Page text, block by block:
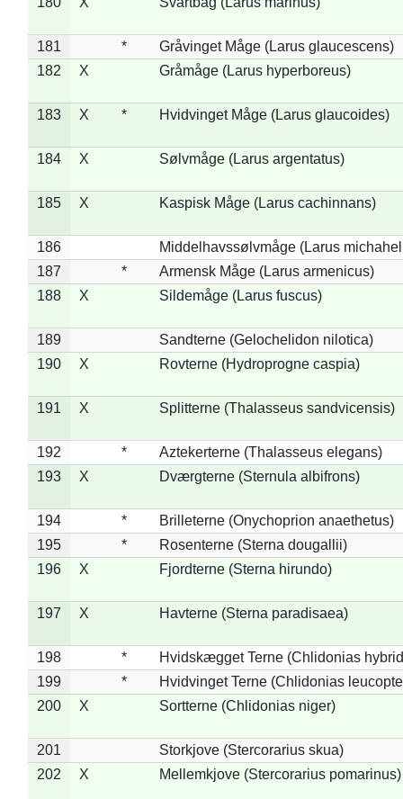
181 *
Gråvinget Måge (Larus glaucescens)
182
X Gråmåge (Larus hyperboreus)
183 X * Hvidvinget Måge (Larus glaucoides)
184 X Sølvmåge (Larus argentatus)
185 X Kaspisk Måge (Larus cachinnans)
186
Middelhavssølvmåge (Larus
187
*
Armensk Måge (Larus armenicus)
188
X Sildemåge (Larus fuscus)
189
Sandterne (Gelochelidon nilotica)
190
X Rovterne (Hydroprogne caspia)
191 X Splitterne (Thalasseus sandvicensis)
192 *
Aztekerterne (Thalasseus elegans)
193
X Dværgterne (Sternula albifrons)
194 *
Brilleterne (Onychoprion anaethetus)
195
*
Rosenterne (Sterna dougallii)
196
X Fjordterne (Sterna hirundo)
197 X Havterne (Sterna paradisaea)
198 *
Hvidskægget Terne (Chlidonias
199
*
Hvidvinget Terne (Chlidonias
200
X Sortterne (Chlidonias niger)
201
Storkjove (Stercorarius skua)
202
X Mellemkjove (Stercorarius pomarinus)